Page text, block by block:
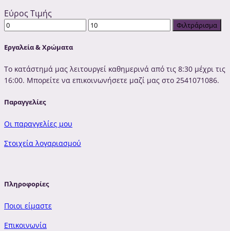
Εύρος Τιμής
Ελάχιστη
Μέγιστη
Φιλτράρισμα
Εργαλεία & Χρώματα
Το κατάστημά μας λειτουργεί καθημερινά από τις 8:30 μέχρι τις
16:00. Μπορείτε να επικοινωνήσετε μαζί μας στο 2541071086.
Παραγγελίες
Οι παραγγελίες μου
Στοιχεία λογαριασμού
Πληροφορίες
Ποιοι είμαστε
Επικοινωνία